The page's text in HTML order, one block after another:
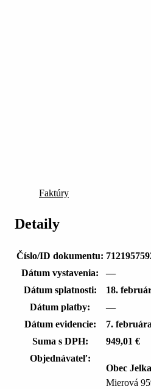
Faktúry
Detaily
Číslo/ID dokumentu:
Dátum vystavenia:
—
Dátum splatnosti:
18.
Dátum platby:
—
Dátum evidencie:
7.
Suma s DPH:
949,01 €
Objednávateľ:
Obec Jelka
Mierová